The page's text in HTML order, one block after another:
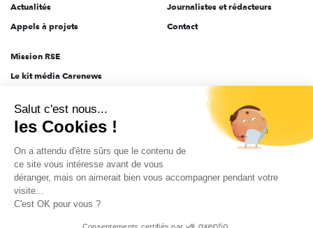
Actualités
Appels à projets
Journalistes et rédacteurs
Contact
Mission RSE
Le kit média Carenews
AEF info
Novethic
PRODURABLE
Inclusiv Day
Données personnelles Mentions légales 2025-2026 Tout droits réservés
Salut c'est nous...
les Cookies !
On a attendu d'être sûrs que le contenu de
ce site vous intéresse avant de vous
déranger, mais on aimerait bien vous accompagner pendant votre
visite...
C'est OK pour vous ?
Consentements certifiés par